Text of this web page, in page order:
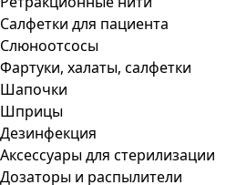
Салфетки для пациента
Слюноотсосы
Фартуки, халаты, салфетки
Шапочки
Шприцы
Дезинфекция
Аксессуары для стерилизации
Дозаторы и распылители